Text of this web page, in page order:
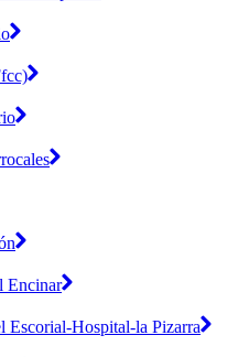
Encinar
Escorial-Hospital-la Pizarra